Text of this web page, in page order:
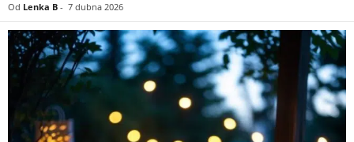
Od Lenka B - 7 dubna 2026